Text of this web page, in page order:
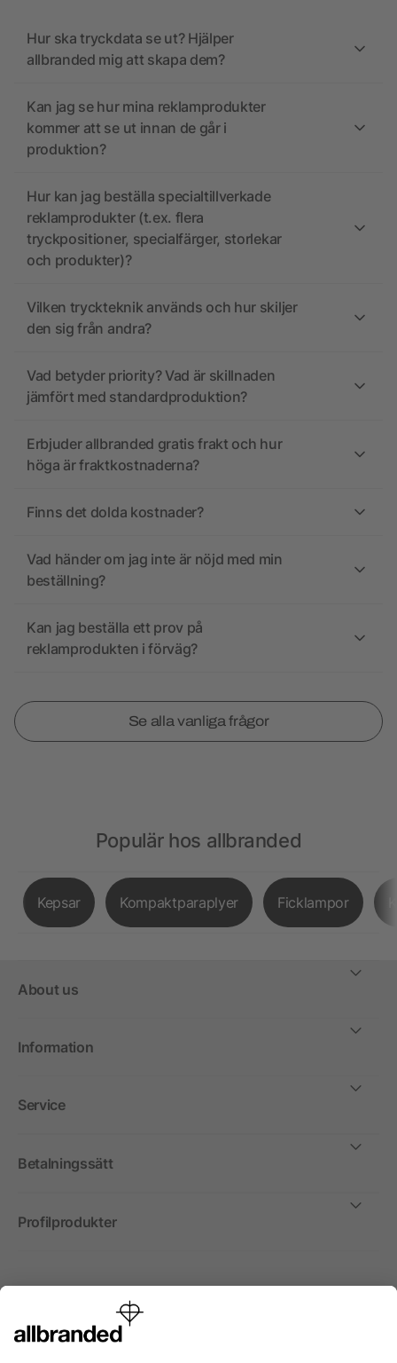
Hur ska tryckdata se ut? Hjälper
allbranded mig att skapa dem?
Kan jag se hur mina reklamprodukter
kommer att se ut innan de går i
produktion?
Hur kan jag beställa specialtillverkade
reklamprodukter (t.ex. flera
tryckpositioner, specialfärger, storlekar
och produkter)?
Vilken tryckteknik används och hur skiljer
den sig från andra?
Vad betyder priority? Vad är skillnaden
jämfört med standardproduktion?
Erbjuder allbranded gratis frakt och hur
höga är fraktkostnaderna?
Finns det dolda kostnader?
Vad händer om jag inte är nöjd med min
beställning?
Kan jag beställa ett prov på
reklamprodukten i förväg?
Se alla vanliga frågor
Populär hos allbranded
Kepsar Kompaktparaplyer Ficklampor
About us
Information
Service
Betalningssätt
Profilprodukter
Internationellt